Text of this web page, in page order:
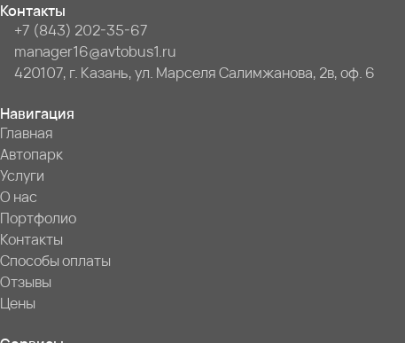
Контакты
+7 (843) 202-35-67
manager16@avtobus1.ru
420107, г. Казань, ул. Марселя Салимжанова, 2в, оф. 6
Навигация
Главная
Автопарк
Услуги
О нас
Портфолио
Контакты
Способы оплаты
Отзывы
Цены